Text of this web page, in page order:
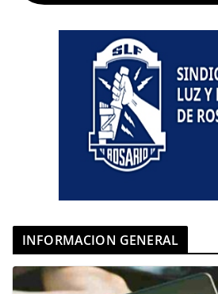
INFORMACION GENERAL